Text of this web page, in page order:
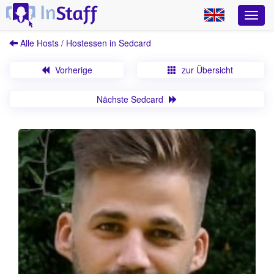
Alle Hosts / Hostessen in Sedcard
Vorherige zur Übersicht
Nächste Sedcard